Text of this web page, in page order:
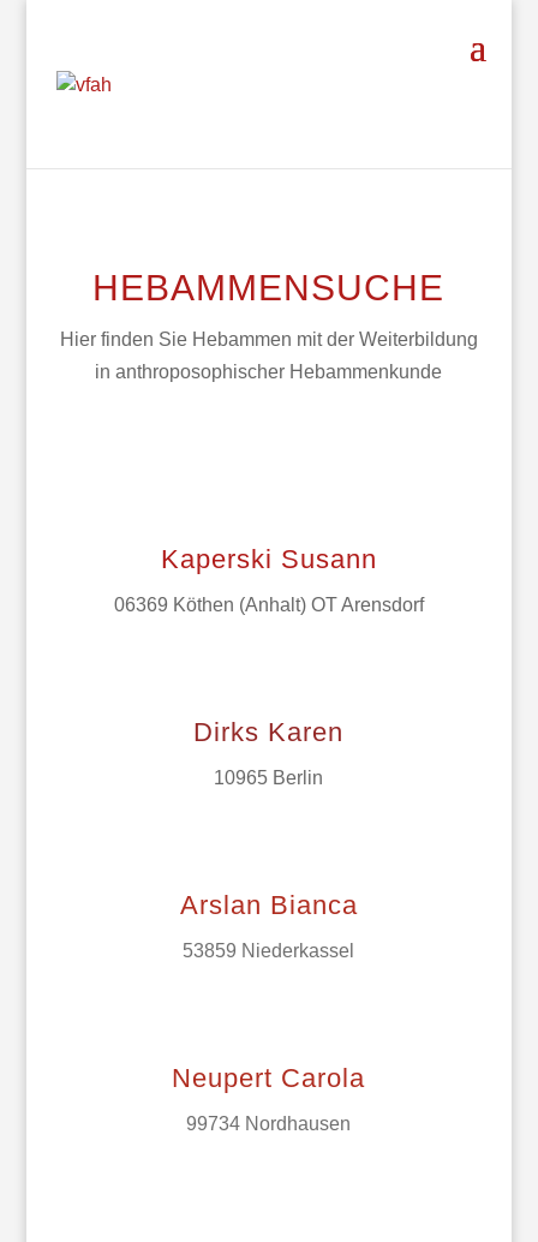
HEBAMMENSUCHE
Hier finden Sie Hebammen mit der Weiterbildung
in anthroposophischer Hebammenkunde
Kaperski Susann
06369 Köthen (Anhalt) OT Arensdorf
Dirks Karen
10965 Berlin
Arslan Bianca
53859 Niederkassel
Neupert Carola
99734 Nordhausen